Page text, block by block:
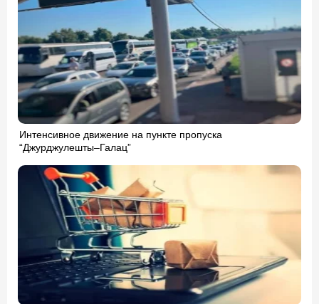
Интенсивное движение на пункте пропуска
“Джурджулешты–Галац”